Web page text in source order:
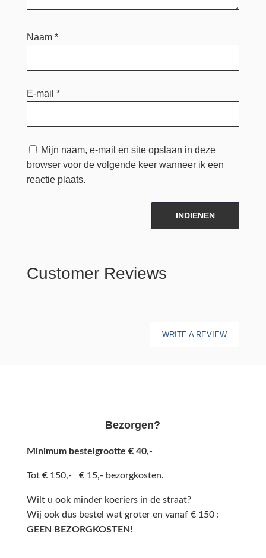
Naam *
E-mail *
Mijn naam, e-mail en site opslaan in deze
browser voor de volgende keer wanneer ik een
reactie plaats.
INDIENEN
Customer Reviews
WRITE A REVIEW
Bezorgen?
Minimum bestelgrootte € 40,-
Tot € 150,- € 15,- bezorgkosten.
Wilt u ook minder koeriers in de straat?
Wij ook dus bestel wat groter en vanaf € 150 :
GEEN BEZORGKOSTEN!